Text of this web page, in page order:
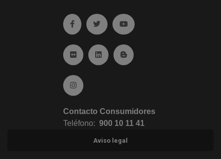
Ir a facebook (abre en ventana nueva)
Ir a twitter (abre en ventana nueva)
Ir a YouTube (abre en
Ir a Flickr (abre en ventana nueva)
Ir a Linkedin (abre en ventana nueva)
Ir al Blog (abre en ventana
Ir a Instagram (abre en ventana nueva)
Contacto Consumidores
Teléfono: 900 10 11 41
Aviso legal